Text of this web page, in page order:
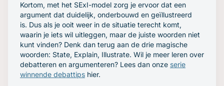
Kortom, met het SExI-model zorg je ervoor dat een
argument dat duidelijk, onderbouwd en geïllustreerd
is. Dus als je ooit weer in de situatie terecht komt,
waarin je iets wil uitleggen, maar de juiste woorden niet
kunt vinden? Denk dan terug aan de drie magische
woorden: State, Explain, Illustrate. Wil je meer leren over
debatteren en argumenteren? Lees dan onze serie
winnende debattips hier.